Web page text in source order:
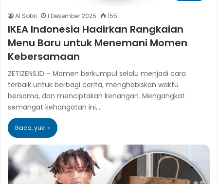
Al Sobri 1 Desember 2025 155
IKEA Indonesia Hadirkan Rangkaian
Menu Baru untuk Menemani Momen
Kebersamaan
ZETIZENS.ID – Momen berkumpul selalu menjadi cara
terbaik untuk berbagi cerita, menghabiskan waktu
bersama, dan menciptakan kenangan. Mengangkat
semangat kehangatan ini,…
Baca, yuk! »